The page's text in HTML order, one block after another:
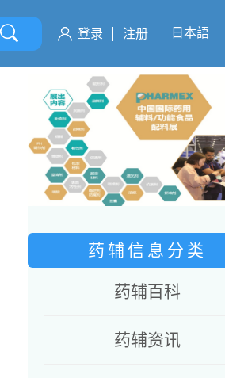
日本語
登录 注册
药辅信息分类
药辅百科
药辅资讯